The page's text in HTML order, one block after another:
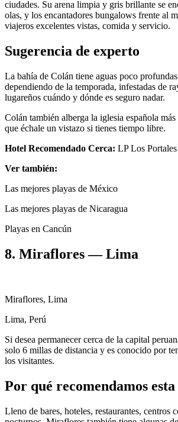
ciudades. Su arena limpia y gris brillante se
olas, y los encantadores bungalows frente al
viajeros excelentes vistas, comida y servicio.
Sugerencia de experto
La bahía de Colán tiene aguas poco
dependiendo de la temporada, infestadas de
lugareños cuándo y dónde es seguro nadar.
Colán también alberga la iglesia española
que échale un vistazo si tienes tiempo libre.
Hotel Recomendado Cerca: LP Los
Ver también:
Las mejores playas de México
Las mejores playas de Nicaragua
Playas en Cancún
8. Miraflores — Lima
Miraflores, Lima
Lima, Perú
Si desea permanecer cerca de la capital
solo 6 millas de distancia y es conocido por
los visitantes.
Por qué recomendamos
Lleno de bares, hoteles, restaurantes, centros